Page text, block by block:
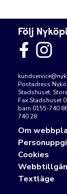
Följ
Postadress
Stadshuset,
Fax Stadshuset
barn 0155-740
740 28
Om
Cookies
Textläge